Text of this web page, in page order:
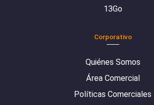
13Go
Corporativo
Quiénes Somos
Área Comercial
Políticas Comerciales